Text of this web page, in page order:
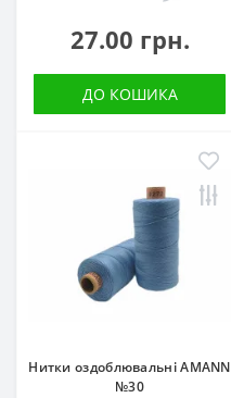
27.00 грн.
ДО КОШИКА
Нитки оздоблювальні AMANN
№30